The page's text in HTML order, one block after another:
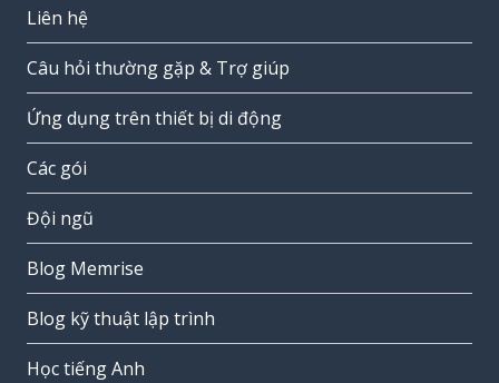
Liên hệ
Câu hỏi thường gặp & Trợ giúp
Ứng dụng trên thiết bị di động
Các gói
Đội ngũ
Blog Memrise
Blog kỹ thuật lập trình
Học tiếng Anh